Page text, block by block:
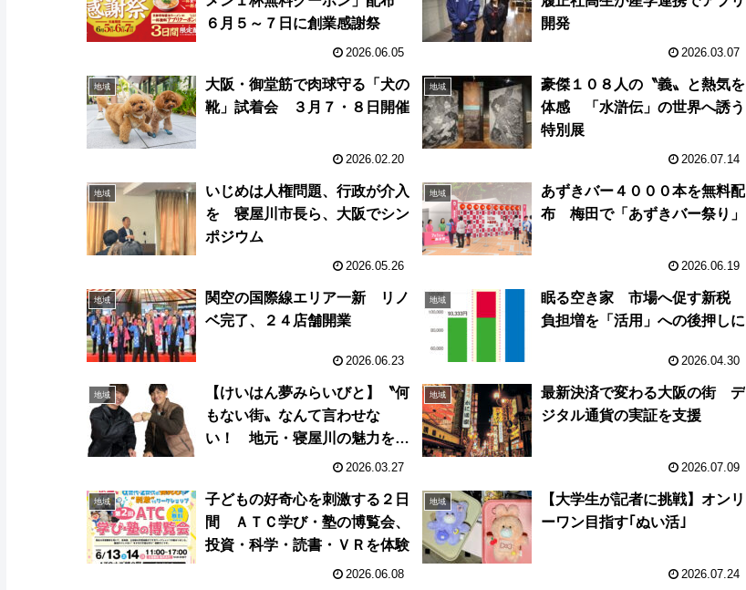
６月５～７日に創業感謝祭
2026.06.05
開発
2026.03.07
地域
大阪・御堂筋で肉球守る「犬の
靴」試着会 ３月７・８日開催
2026.02.20
地域
豪傑１０８人の〝義〟と熱気を
体感 「水滸伝」の世界へ誘う
特別展
2026.07.14
地域
いじめは人権問題、行政が介入
を 寝屋川市長ら、大阪でシン
ポジウム
2026.05.26
地域
あずきバー４０００本を無料配
布 梅田で「あずきバー祭り」
2026.06.19
地域
関空の国際線エリア一新 リノ
ベ完了、２４店舗開業
2026.06.23
地域
眠る空き家 市場へ促す新税
負担増を「活用」への後押しに
2026.04.30
地域
【けいはん夢みらいびと】〝何
もない街〟なんて言わせな
い！ 地元・寝屋川の魅力を発
2026.03.27
地域
最新決済で変わる大阪の街 デ
ジタル通貨の実証を支援
2026.07.09
地域
子どもの好奇心を刺激する２日
間 ＡＴＣ学び・塾の博覧会、
投資・科学・読書・ＶＲを体験
2026.06.08
地域
【大学生が記者に挑戦】オンリ
ーワン目指す｢ぬい活｣
2026.07.24